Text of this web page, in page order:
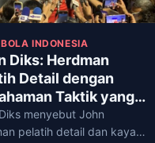
INDONESIA
Diks: Herdman
Detail dengan
Taktik yang
menyebut John
pelatih detail dan kaya